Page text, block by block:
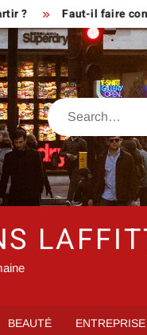
? Faut-il faire
Search
BEAUTÉ ENTREPRISE